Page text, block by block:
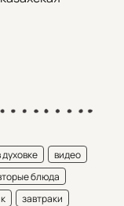
духовке
видео
блюда
завтраки